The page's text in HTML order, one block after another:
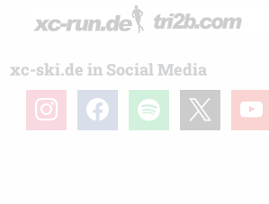
xc-ski.de in Social Media
instagramfacebookspotify